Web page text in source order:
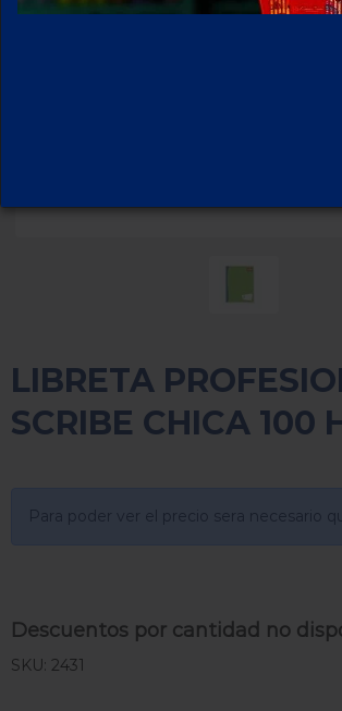
LIBRETA
SCRIBE CHICA 100
Para poder ver el precio sera necesario
Descuentos por cantidad no
SKU: 2431